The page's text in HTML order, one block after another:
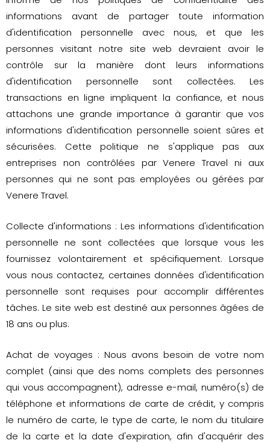
informations avant de partager toute information
d'identification personnelle avec nous, et que les
personnes visitant notre site web devraient avoir le
contrôle sur la manière dont leurs informations
d'identification personnelle sont collectées. Les
transactions en ligne impliquent la confiance, et nous
attachons une grande importance à garantir que vos
informations d'identification personnelle soient sûres et
sécurisées. Cette politique ne s'applique pas aux
entreprises non contrôlées par Venere Travel ni aux
personnes qui ne sont pas employées ou gérées par
Venere Travel.
Collecte d'informations : Les informations d'identification
personnelle ne sont collectées que lorsque vous les
fournissez volontairement et spécifiquement. Lorsque
vous nous contactez, certaines données d'identification
personnelle sont requises pour accomplir différentes
tâches. Le site web est destiné aux personnes âgées de
18 ans ou plus.
Achat de voyages : Nous avons besoin de votre nom
complet (ainsi que des noms complets des personnes
qui vous accompagnent), adresse e-mail, numéro(s) de
téléphone et informations de carte de crédit, y compris
le numéro de carte, le type de carte, le nom du titulaire
de la carte et la date d'expiration, afin d'acquérir des